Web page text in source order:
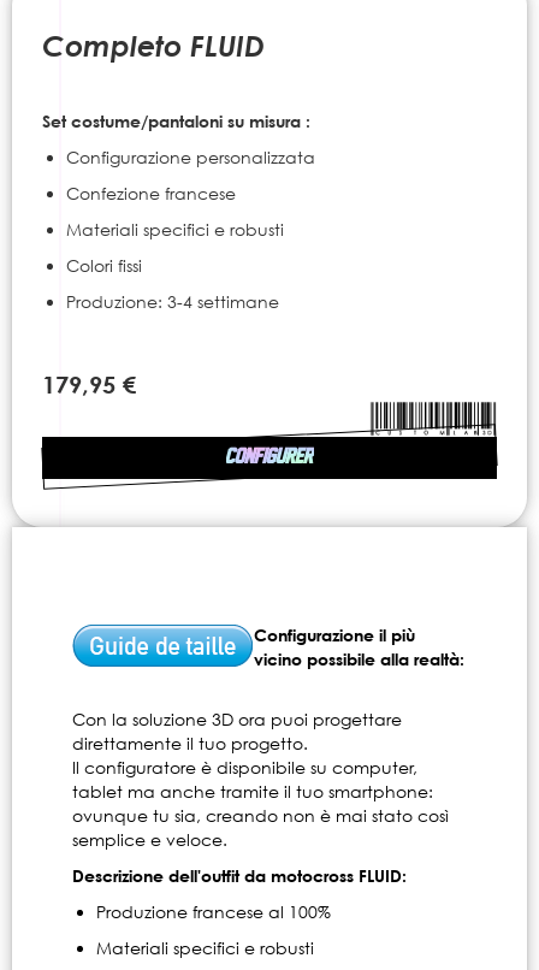
Completo FLUID
Set costume/pantaloni su misura :
Configurazione personalizzata
Confezione francese
Materiali specifici e robusti
Colori fissi
Produzione: 3-4 settimane
CONFIGURER
179,95 €
beginning
images
gallery
Configurazione il più
vicino possibile alla realtà:
Con la soluzione 3D ora puoi progettare
direttamente il tuo progetto.
Il configuratore è disponibile su computer,
tablet ma anche tramite il tuo smartphone:
ovunque tu sia, creando non è mai stato così
semplice e veloce.
Descrizione dell'outfit da motocross FLUID:
Produzione francese al 100%
Materiali specifici e robusti